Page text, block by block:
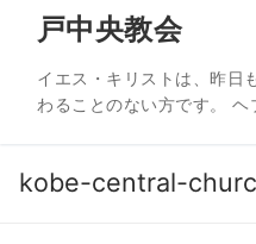
戸中央教会
イエス・キリストは、昨日
わることのない方です。
kobe-central-